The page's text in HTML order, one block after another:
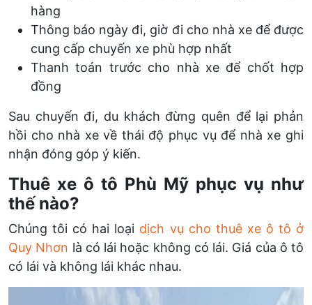
hàng
Thông báo ngày đi, giờ đi cho nhà xe để được
cung cấp chuyến xe phù hợp nhất
Thanh toán trước cho nhà xe để chốt hợp
đồng
Sau chuyến đi, du khách đừng quên để lại phản
hồi cho nhà xe về thái độ phục vụ để nhà xe ghi
nhận đóng góp ý kiến.
Thuê xe ô tô Phù Mỹ phục vụ như
thế nào?
Chúng tôi có hai loại dịch vụ cho thuê xe ô tô ở
Quy Nhơn là có lái hoặc không có lái. Giá của ô tô
có lái và không lái khác nhau.